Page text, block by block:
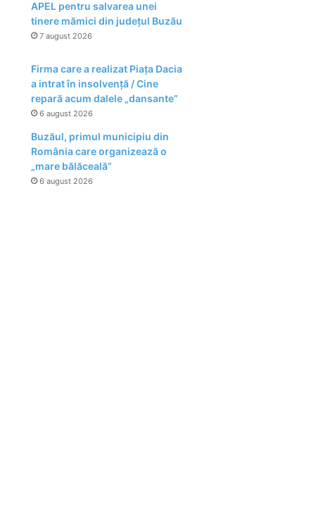
APEL pentru salvarea unei
tinere mămici din județul Buzău
7 august 2026
Firma care a realizat Piața Dacia
a intrat în insolvență / Cine
repară acum dalele „dansante”
6 august 2026
Buzăul, primul municipiu din
România care organizează o
„mare bălăceală”
6 august 2026